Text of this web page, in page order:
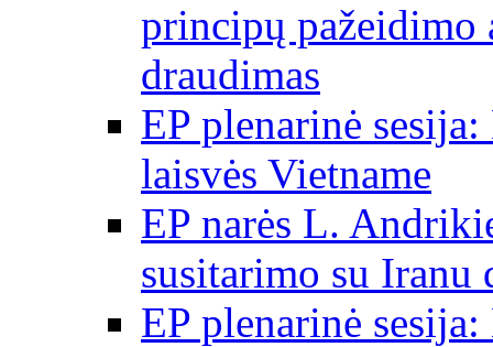
principų pažeidimo
draudimas
EP plenarinė
laisvės Vietname
EP narės L.
susitarimo su Iranu
EP plenarinė